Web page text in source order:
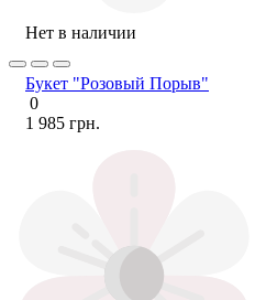
Нет в наличии
Букет "Розовый Порыв"
0
1 985 грн.